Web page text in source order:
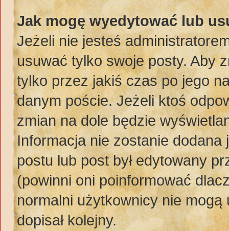
Jak mogę wyedytować lub
Jeżeli nie jesteś
usuwać tylko swoje posty. Aby
tylko przez jakiś czas po jego
danym poście. Jeżeli ktoś
zmian na dole będzie
Informacja nie zostanie dodana
postu lub post był edytowany
(powinni oni poinformować
normalni użytkownicy nie
dopisał kolejny.